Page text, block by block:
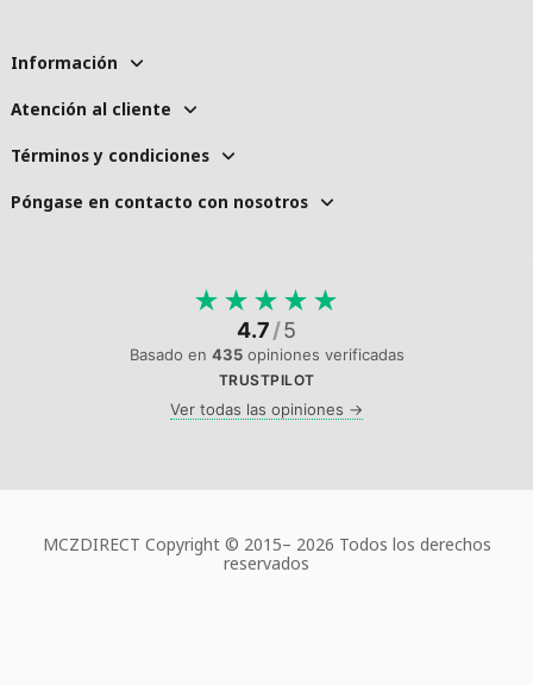
Información
Atención al cliente
Términos y condiciones
Póngase en contacto con nosotros
★ ★ ★ ★ ★
4.7/5
Basado en 435opiniones verificadas
TRUSTPILOT
Ver todas las opiniones →
MCZDIRECT Copyright © 2015– 2026 Todos los derechos
reservados